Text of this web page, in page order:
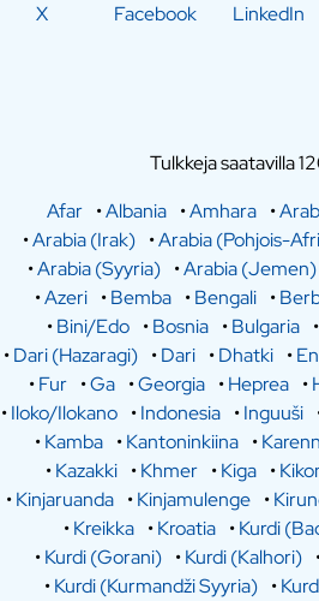
X Facebook LinkedIn
Tulkkeja saatavilla
Afar •Albania •Amhara •
•Arabia (Irak) •Arabia (Pohjois-
•Arabia (Syyria) •Arabia (Jemen)
•Azeri •Bemba •Bengali •
•Bini/Edo •Bosnia •Bulgaria •
•Dari (Hazaragi) •Dari •Dhatki •
•Fur •Ga •Georgia •Heprea •
•Iloko/Ilokano •Indonesia •Inguuši
•Kamba •Kantoninkiina •
•Kazakki •Khmer •Kiga •
•Kinjaruanda •Kinjamulenge •
•Kreikka •Kroatia •Kurdi
•Kurdi (Gorani) •Kurdi (Kalhori)
•Kurdi (Kurmandži Syyria) •